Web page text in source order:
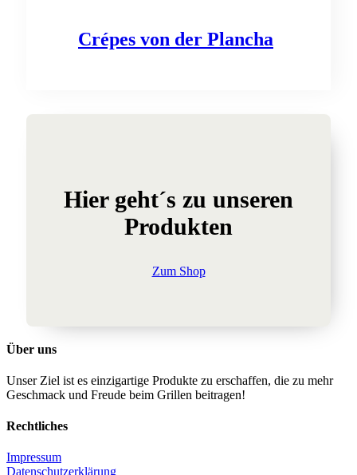
Crépes von der Plancha
Hier geht´s zu unseren
Produkten
Zum Shop
Über uns
Unser Ziel ist es einzigartige Produkte zu erschaffen, die zu mehr
Geschmack und Freude beim Grillen beitragen!
Rechtliches
Impressum
Datenschutzerklärung